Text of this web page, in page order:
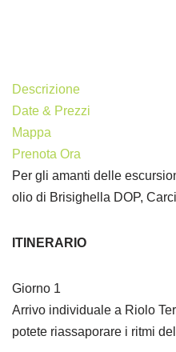
Descrizione
Date & Prezzi
Mappa
Prenota Ora
Per gli amanti delle
olio di Brisighella DOP,
ITINERARIO
Giorno 1
Arrivo individuale a Riolo
potete riassaporare i ritmi